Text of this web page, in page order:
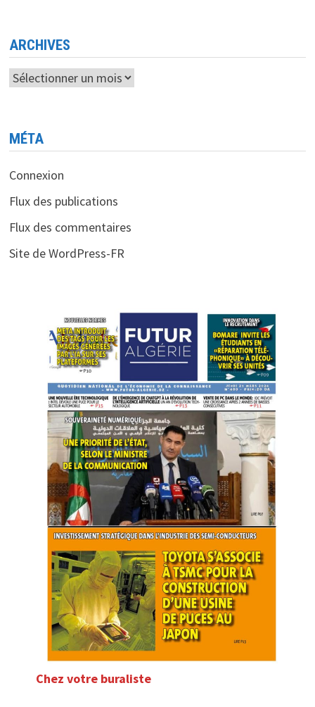
ARCHIVES
Archives
MÉTA
Connexion
Flux des publications
Flux des commentaires
Site de WordPress-FR
Chez votre buraliste